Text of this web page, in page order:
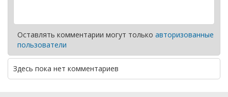
Оставлять комментарии могут только авторизованные
пользователи
Здесь пока нет комментариев